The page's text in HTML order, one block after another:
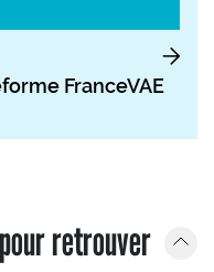
FranceVAE
retrouver